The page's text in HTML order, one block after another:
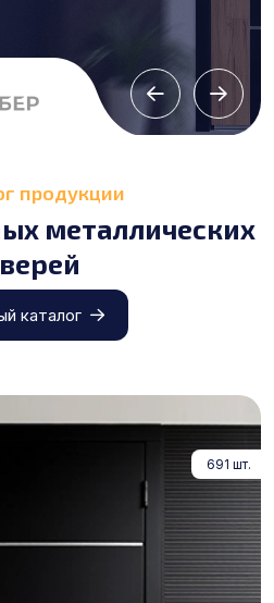
продукции
металлических
каталог
691 шт.